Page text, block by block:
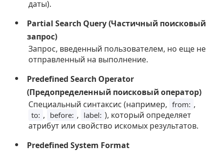
даты).
Partial Search Query (Частичный поисковый
запрос)
Запрос, введенный пользователем, но еще не
отправленный на выполнение.
Predefined Search Operator
(Предопределенный поисковый оператор)
Специальный синтаксис (например, from: ,
to: , before: , label: ), который определяет
атрибут или свойство искомых результатов.
Predefined System Format